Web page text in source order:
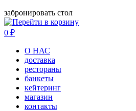
забронировать стол
0 ₽
О НАС
доставка
рестораны
банкеты
кейтеринг
магазин
контакты